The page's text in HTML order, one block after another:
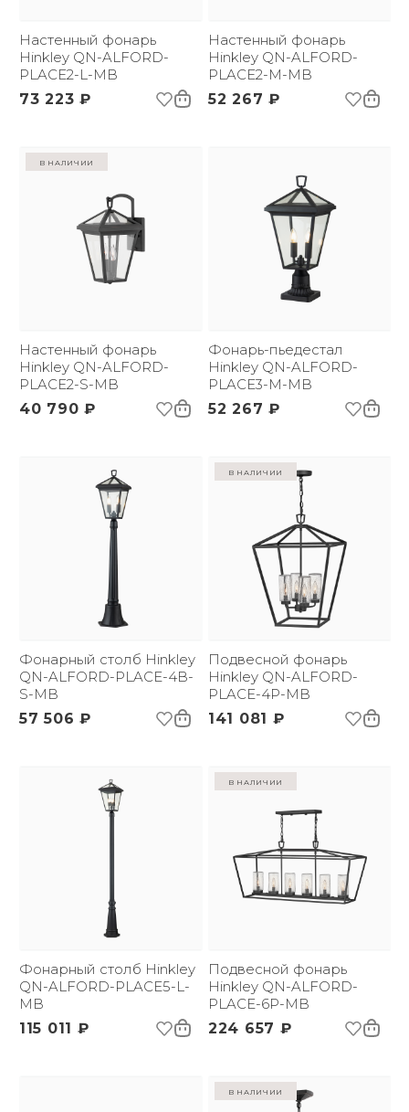
Настенный фонарь
Hinkley QN-ALFORD-
PLACE2-L-MB
73 223 ₽
Настенный фонарь
Hinkley QN-ALFORD-
PLACE2-M-MB
52 267 ₽
в наличии
Настенный фонарь
Hinkley QN-ALFORD-
PLACE2-S-MB
40 790 ₽
Фонарь-пьедестал
Hinkley QN-ALFORD-
PLACE3-M-MB
52 267 ₽
Фонарный столб Hinkley
QN-ALFORD-PLACE-4B-
S-MB
57 506 ₽
в наличии
Подвесной фонарь
Hinkley QN-ALFORD-
PLACE-4P-MB
141 081 ₽
Фонарный столб Hinkley
QN-ALFORD-PLACE5-L-
MB
115 011 ₽
в наличии
Подвесной фонарь
Hinkley QN-ALFORD-
PLACE-6P-MB
224 657 ₽
в наличии